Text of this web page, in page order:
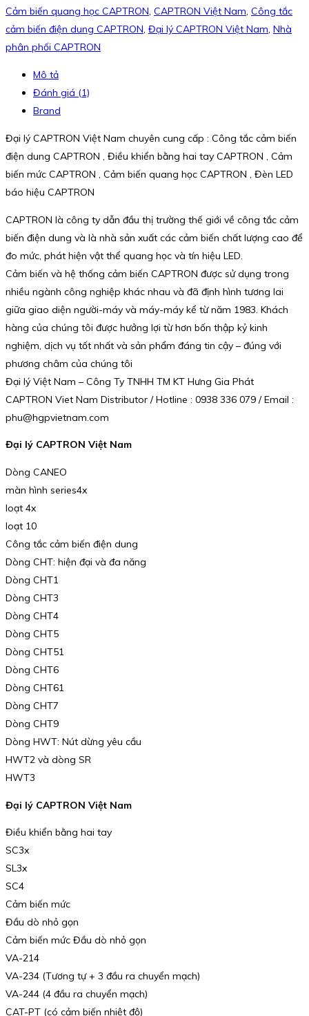
Cảm biến quang học CAPTRON, CAPTRON Việt Nam, Công tắc
cảm biến điện dung CAPTRON, Đại lý CAPTRON Việt Nam, Nhà
phân phối CAPTRON
Mô tả
Đánh giá (1)
Brand
Đại lý CAPTRON Việt Nam chuyên cung cấp : Công tắc cảm biến
điện dung CAPTRON , Điều khiển bằng hai tay CAPTRON , Cảm
biến mức CAPTRON , Cảm biến quang học CAPTRON , Đèn LED
báo hiệu CAPTRON
CAPTRON là công ty dẫn đầu thị trường thế giới về công tắc cảm
biến điện dung và là nhà sản xuất các cảm biến chất lượng cao để
đo mức, phát hiện vật thể quang học và tín hiệu LED.
Cảm biến và hệ thống cảm biến CAPTRON được sử dụng trong
nhiều ngành công nghiệp khác nhau và đã định hình tương lai
giữa giao diện người-máy và máy-máy kể từ năm 1983. Khách
hàng của chúng tôi được hưởng lợi từ hơn bốn thập kỷ kinh
nghiệm, dịch vụ tốt nhất và sản phẩm đáng tin cậy – đúng với
phương châm của chúng tôi
Đại lý Việt Nam – Công Ty TNHH TM KT Hưng Gia Phát
CAPTRON Viet Nam Distributor / Hotline : 0938 336 079 / Email :
phu@hgpvietnam.com
Đại lý CAPTRON Việt Nam
Dòng CANEO
màn hình series4x
loạt 4x
loạt 10
Công tắc cảm biến điện dung
Dòng CHT: hiện đại và đa năng
Dòng CHT1
Dòng CHT3
Dòng CHT4
Dòng CHT5
Dòng CHT51
Dòng CHT6
Dòng CHT61
Dòng CHT7
Dòng CHT9
Dòng HWT: Nút dừng yêu cầu
HWT2 và dòng SR
HWT3
Đại lý CAPTRON Việt Nam
Điều khiển bằng hai tay
SC3x
SL3x
SC4
Cảm biến mức
Đầu dò nhỏ gọn
Cảm biến mức Đầu dò nhỏ gọn
VA-214
VA-234 (Tương tự + 3 đầu ra chuyển mạch)
VA-244 (4 đầu ra chuyển mạch)
CAT-PT (có cảm biến nhiệt độ)